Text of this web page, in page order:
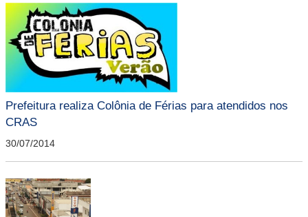
Prefeitura realiza Colônia de Férias para atendidos nos
CRAS
30/07/2014